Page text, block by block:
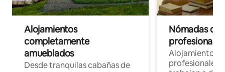
Alojamientos
completamente
amueblados
Desde tranquilas cabañas de
Nómadas
Alojamientos
profesionales